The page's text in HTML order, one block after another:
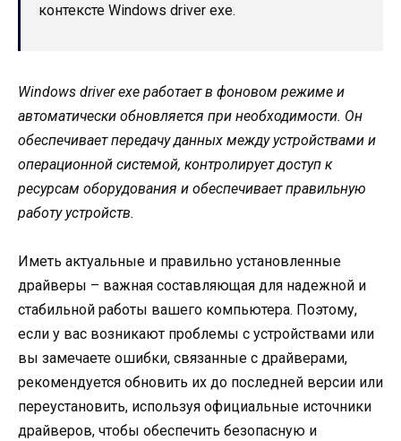
контексте Windows driver exe.
Windows driver exe работает в фоновом режиме и
автоматически обновляется при необходимости. Он
обеспечивает передачу данных между устройствами и
операционной системой, контролирует доступ к
ресурсам оборудования и обеспечивает правильную
работу устройств.
Иметь актуальные и правильно установленные
драйверы – важная составляющая для надежной и
стабильной работы вашего компьютера. Поэтому,
если у вас возникают проблемы с устройствами или
вы замечаете ошибки, связанные с драйверами,
рекомендуется обновить их до последней версии или
переустановить, используя официальные источники
драйверов, чтобы обеспечить безопасную и